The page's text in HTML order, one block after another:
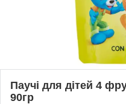
Паучі для дітей 4
90гр